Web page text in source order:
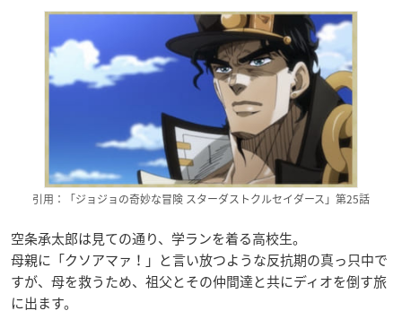
引用：「ジョジョの奇妙な冒険 スターダストクルセイダース」第25話
空条承太郎は見ての通り、学ランを着る高校生。
母親に「クソアマァ！」と言い放つような反抗期の真っ只中で
すが、母を救うため、祖父とその仲間達と共にディオを倒す旅
に出ます。